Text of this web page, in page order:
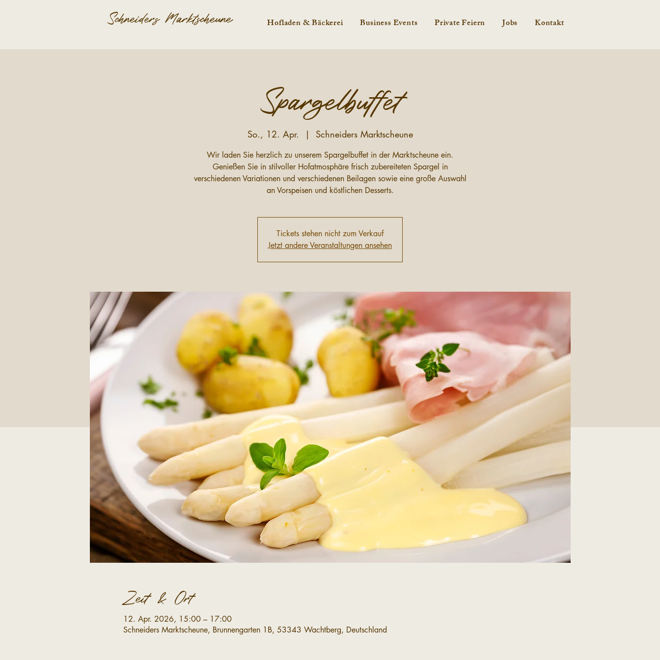
Schneiders Marktscheune Hofladen & Bäckerei Business Events Private Feiern Jobs Kontakt
Spargelbuffet
So., 12. Apr.
  |
Schneiders Marktscheune
Wir laden Sie herzlich zu unserem Spargelbuffet in der Marktscheune ein.
Genießen Sie in stilvoller Hofatmosphäre frisch zubereiteten Spargel in
verschiedenen Variationen und verschiedenen Beilagen sowie eine große Auswahl
an Vorspeisen und köstlichen Desserts.
Tickets stehen nicht zum Verkauf
Jetzt andere Veranstaltungen ansehen
Zeit & Ort
12. Apr. 2026, 15:00 – 17:00
Schneiders Marktscheune, Brunnengarten 1B, 53343 Wachtberg, Deutschland